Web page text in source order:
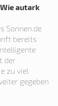
autark
Sonnen.de
bereits
der
zu viel
gegeben